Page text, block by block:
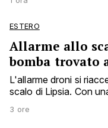
ESTERO
Allarme allo
bomba trovato
L'allarme droni si
scalo di Lipsia. Con
3 ore